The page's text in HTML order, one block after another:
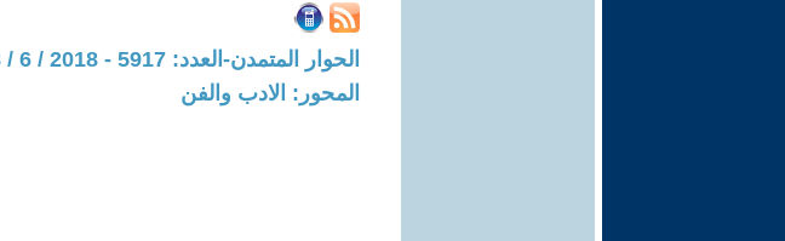
الحوار المتمدن-العدد: 5917 - 2018 / 6 / 28 - 19:34
المحور: الادب والفن